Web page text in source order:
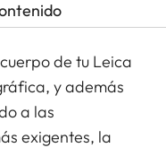
de tu Leica
y además
a las
exigentes, la